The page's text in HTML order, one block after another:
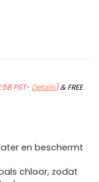
PST- Details)&FREE
en beschermt
chloor, zodat